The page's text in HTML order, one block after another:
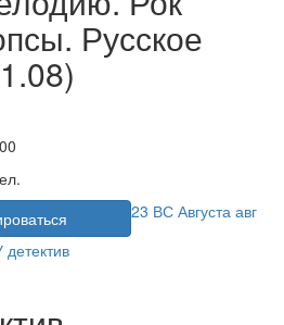
Русское
23 ВС Августа авг